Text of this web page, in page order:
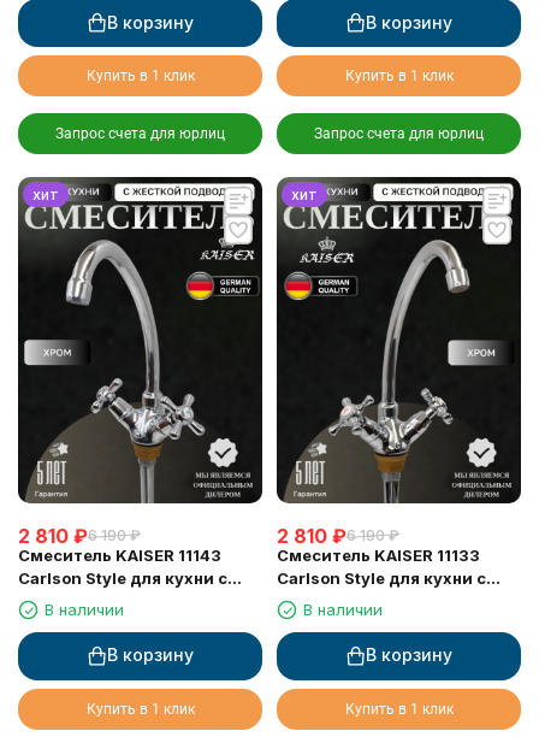
В корзину
Купить в 1 клик
Запрос счета для юрлиц
В корзину
Купить в 1 клик
Запрос счета для юрлиц
хит
2 810 ₽6 190 ₽
Смеситель KAISER 11143
Carlson Style для кухни с
жесткой подводкой
В наличии
В корзину
Купить в 1 клик
хит
2 810 ₽6 190 ₽
Смеситель KAISER 11133
Carlson Style для кухни с
жесткой подводкой
В наличии
В корзину
Купить в 1 клик